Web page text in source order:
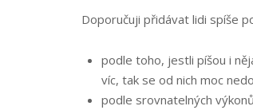
Doporučuji přidávat lidi spíše
podle toho, jestli píšou i
víc, tak se od nich moc
podle srovnatelných